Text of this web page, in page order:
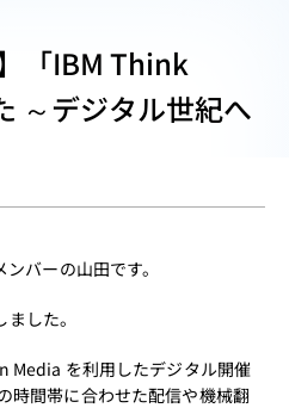
「IBM Think
～デジタル世紀へ
バーの山田です。
した。
Media を利用したデジタル開催
時間帯に合わせた配信や機械翻